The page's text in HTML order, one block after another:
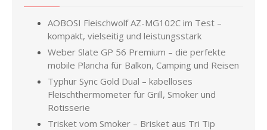
AOBOSI Fleischwolf AZ-MG102C im Test –
kompakt, vielseitig und leistungsstark
Weber Slate GP 56 Premium – die perfekte
mobile Plancha für Balkon, Camping und Reisen
Typhur Sync Gold Dual – kabelloses
Fleischthermometer für Grill, Smoker und
Rotisserie
Trisket vom Smoker – Brisket aus Tri Tip